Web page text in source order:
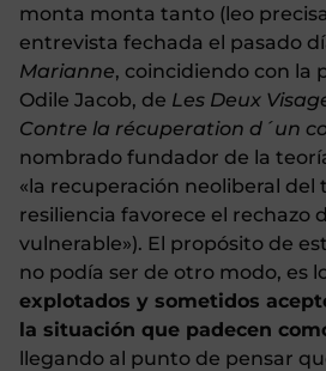
monta monta tanto (leo
entrevista fechada el pasado
Marianne, coincidiendo con la
Odile Jacob, de Les Deux
Contre la récuperation d´un
nombrado fundador de la
«la recuperación neoliberal del
resiliencia favorece el rechazo
vulnerable»). El propósito de
no podía ser de otro modo, es
explotados y sometidos
la situación que padecen
llegando al punto de pensar